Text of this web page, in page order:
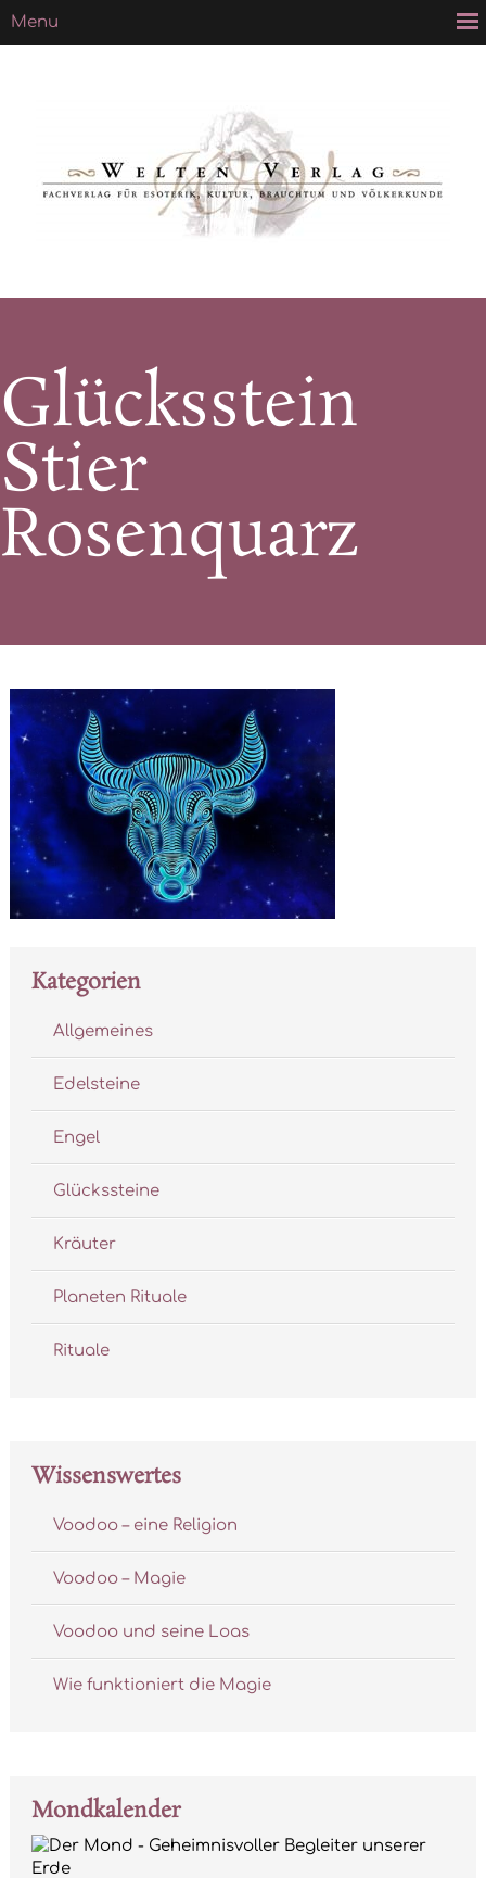
Glücksstein
Stier
Rosenquarz
Kategorien
Allgemeines
Edelsteine
Engel
Glückssteine
Kräuter
Planeten Rituale
Rituale
Wissenswertes
Voodoo – eine Religion
Voodoo – Magie
Voodoo und seine Loas
Wie funktioniert die Magie
Mondkalender